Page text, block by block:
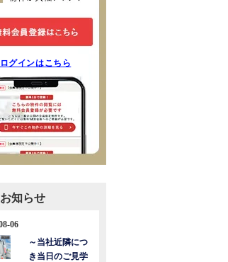
ログインはこちら
お知らせ